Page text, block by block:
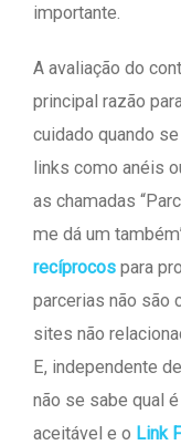
importante.
A avaliação do
principal razão
cuidado quando
links como anéis
as chamadas
me dá um
recíprocos para
parcerias não são
sites não
E, independente
não se sabe qual
aceitável e o Link